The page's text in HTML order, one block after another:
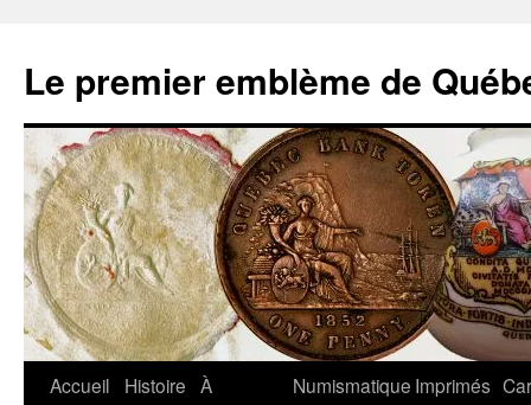
contenu
Le premier emblème de
Accueil Histoire À
Numismatique Imprimés